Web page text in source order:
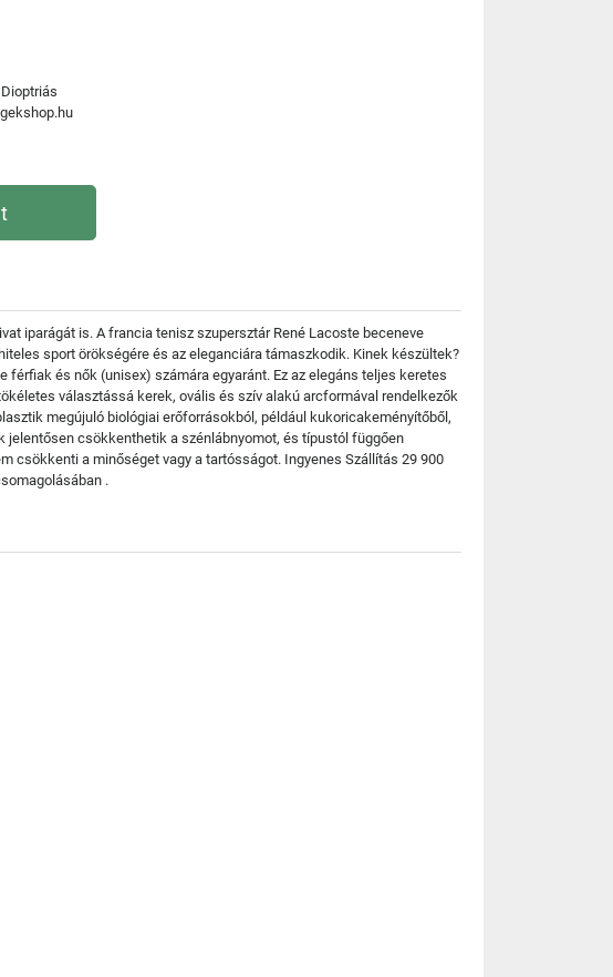
iparágát is. A francia tenisz szupersztár René Lacoste beceneve
sport örökségére és az eleganciára támaszkodik. Kinek készültek?
és nők (unisex) számára egyaránt. Ez az elegáns teljes keretes
választássá kerek, ovális és szív alakú arcformával rendelkezők
megújuló biológiai erőforrásokból, például kukoricakeményítőből,
jelentősen csökkenthetik a szénlábnyomot, és típustól függően
csökkenti a minőséget vagy a tartósságot. Ingyenes Szállítás 29 900
.